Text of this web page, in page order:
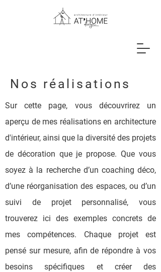
Nos réalisations
Sur cette page, vous découvrirez un
aperçu de mes réalisations en architecture
d'intérieur, ainsi que la diversité des projets
de décoration que je propose. Que vous
soyez à la recherche d’un coaching déco,
d’une réorganisation des espaces, ou d’un
suivi de projet personnalisé, vous
trouverez ici des exemples concrets de
mes compétences. Chaque projet est
pensé sur mesure, afin de répondre à vos
besoins spécifiques et créer des